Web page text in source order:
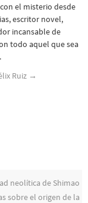
el misterio desde
escritor novel,
incansable de
todo aquel que sea
Ruiz →
neolítica de Shimao
sobre el origen de la